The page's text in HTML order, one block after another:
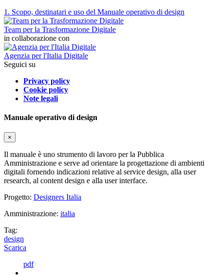
1. Scopo, destinatari e uso del Manuale operativo di design
Team per la Trasformazione Digitale
in collaborazione con
Agenzia per l'Italia Digitale
Seguici su
Privacy policy
Cookie policy
Note legali
Manuale operativo di design
×
Il manuale è uno strumento di lavoro per la Pubblica
Amministrazione e serve ad orientare la progettazione di ambienti
digitali fornendo indicazioni relative al service design, alla user
research, al content design e alla user interface.
Progetto: Designers Italia
Amministrazione: italia
Tag:
design
Scarica
pdf